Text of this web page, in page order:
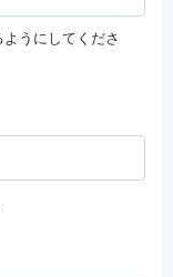
うにしてくださ